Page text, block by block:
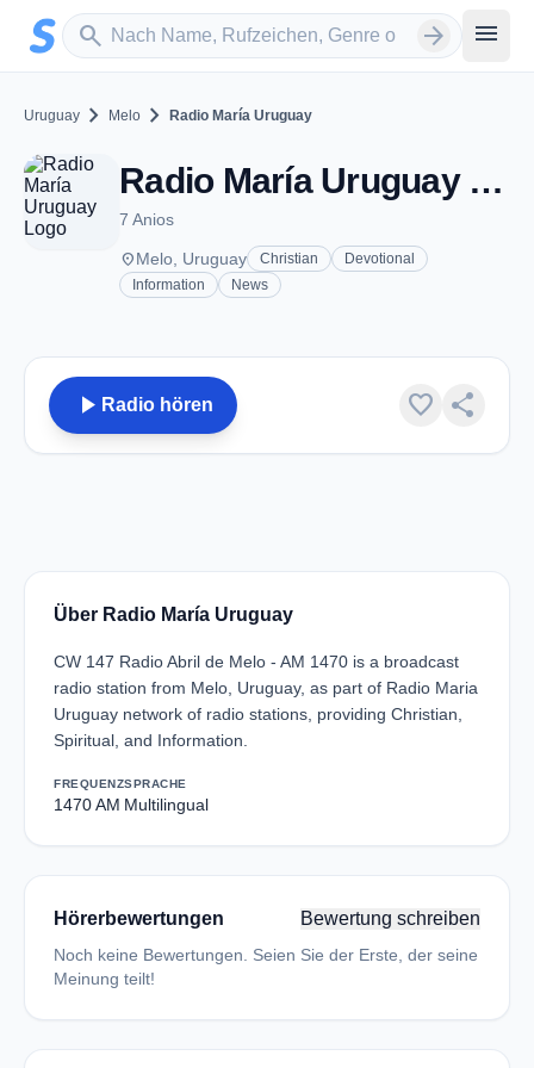
Zum Hauptinhalt springen
search
Sender suchen arrow_forward menu
Uruguay chevron_right Melo chevron_right Radio María Uruguay
Radio María Uruguay - AM 1470 - Melo
7 Anios
placeMelo, Uruguay Christian
Devotional
Information
News
play_arrow Radio hören favorite share
Über Radio María Uruguay
CW 147 Radio Abril de Melo - AM 1470 is a broadcast
radio station from Melo, Uruguay, as part of Radio Maria
Uruguay network of radio stations, providing Christian,
Spiritual, and Information.
FREQUENZ
1470 AM
SPRACHE
Multilingual
Hörerbewertungen Bewertung schreiben
Noch keine Bewertungen. Seien Sie der Erste, der seine
Meinung teilt!